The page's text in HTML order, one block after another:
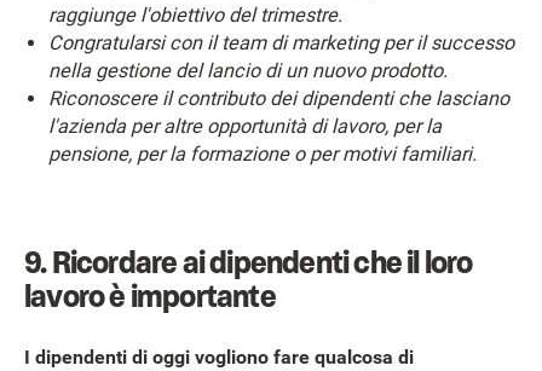
raggiunge l'obiettivo del trimestre.
Congratularsi con il team di marketing per il successo
nella gestione del lancio di un nuovo prodotto.
Riconoscere il contributo dei dipendenti che lasciano
l'azienda per altre opportunità di lavoro, per la
pensione, per la formazione o per motivi familiari.
9. Ricordare ai dipendenti che il loro
lavoro è importante
I dipendenti di oggi vogliono fare qualcosa di